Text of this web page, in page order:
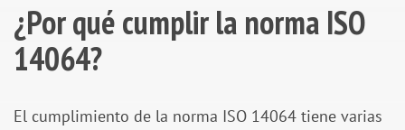
¿Por qué cumplir la norma ISO
14064?
El cumplimiento de la norma ISO 14064 tiene varias